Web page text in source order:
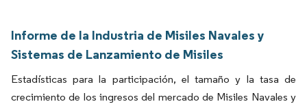
Informe de la Industria de Misiles Navales y
Sistemas de Lanzamiento de Misiles
Estadísticas para la participación, el tamaño y la tasa de
crecimiento de los ingresos del mercado de Misiles Navales y